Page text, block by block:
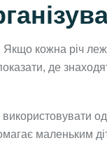
кожна річ
де
маленьким